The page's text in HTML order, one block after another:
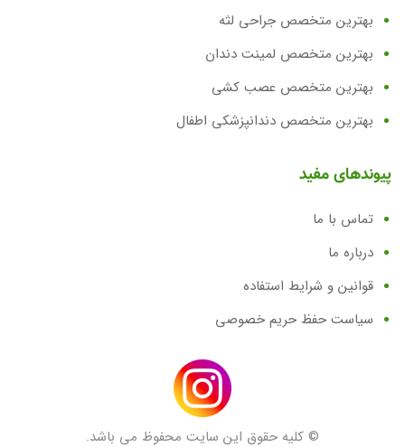
بهترین متخصص جراحی لثه
بهترین متخصص لمینت دندان
بهترین متخصص عصب کشی
بهترین متخصص دندانپزشکی اطفال
پیوندهای مفید
تماس با ما
درباره ما
قوانین و شرایط استفاده
سیاست حفظ حریم خصوصی
© کلیه حقوق این سایت محفوظ می باشد.